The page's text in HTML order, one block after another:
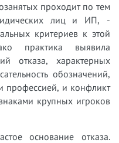
проходит по тем
лиц и ИП, -
критериев к этой
практика выявила
отказа, характерных
обозначений,
профессией, и конфликт
крупных игроков
основание отказа.